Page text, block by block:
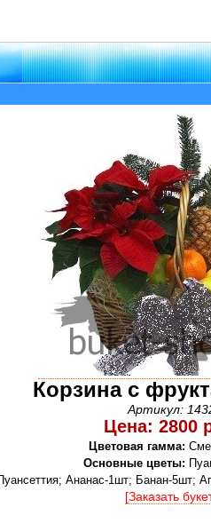
Корзина с
Артикул:
Цена: 2800
Цветовая гамма:
Основные цветы:
Ананас-1шт; Банан-5шт;
[Заказать